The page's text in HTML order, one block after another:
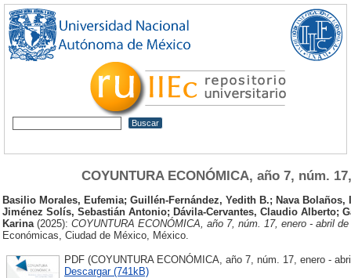
COYUNTURA ECONÓMICA, año 7, núm.
Basilio Morales, Eufemia; Guillén-Fernández, Yedith B.; Nava Bolaños,
Jiménez Solís, Sebastián Antonio; Dávila-Cervantes, Claudio Alberto;
Karina (2025): COYUNTURA ECONÓMICA, año 7, núm. 17, enero - abril de
Económicas, Ciudad de México, México.
PDF (COYUNTURA ECONÓMICA, año 7, núm. 17, enero -
Descargar (741kB)